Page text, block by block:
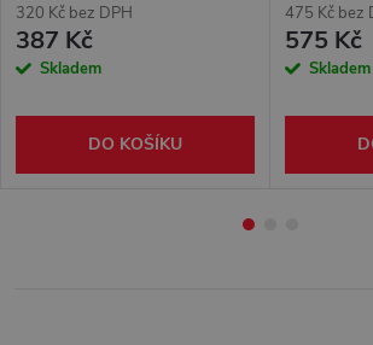
320 Kč bez DPH
387 Kč
Skladem
DO KOŠÍKU
475 Kč bez
575 Kč
Skladem